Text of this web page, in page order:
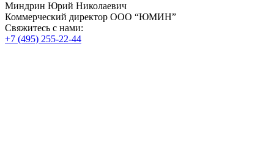
Миндрин Юрий Николаевич
Коммерческий директор ООО “ЮМИН”
Свяжитесь с нами:
+7 (495) 255-22-44